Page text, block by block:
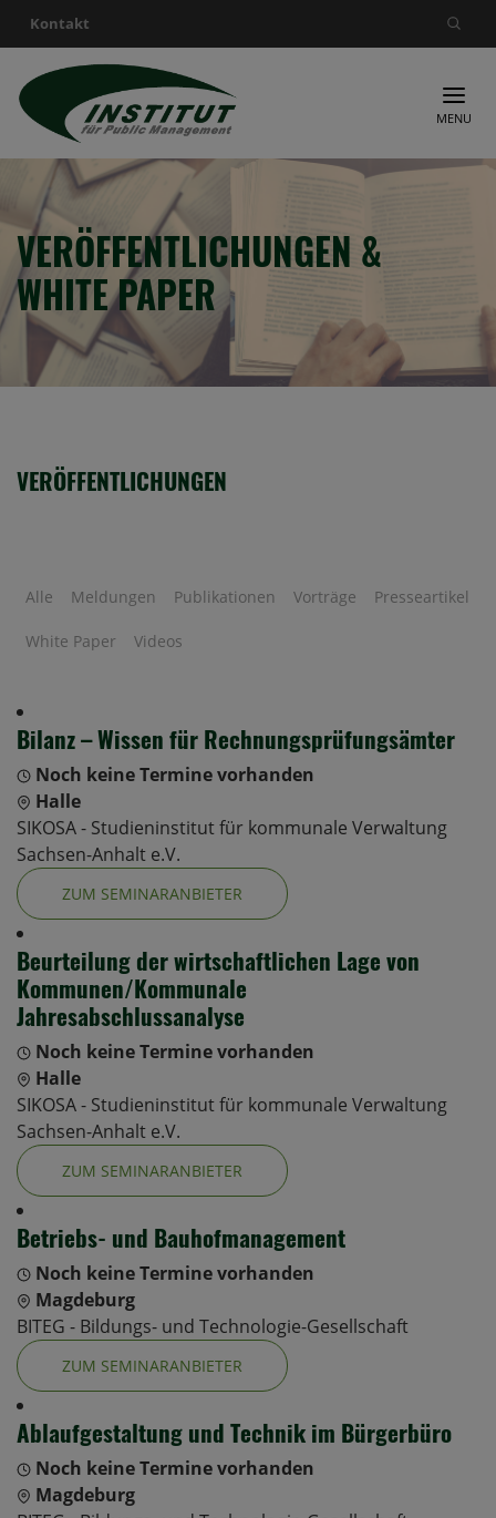
Kontakt
Suche nach:
MENU
VERÖFFENTLICHUNGEN &
WHITE PAPER
VERÖFFENTLICHUNGEN
Alle Meldungen Publikationen Vorträge Presseartikel
White Paper Videos
Bilanz – Wissen für Rechnungsprüfungsämter
Noch keine Termine vorhanden
Halle
SIKOSA - Studieninstitut für kommunale Verwaltung
Sachsen-Anhalt e.V.
ZUM SEMINARANBIETER
Beurteilung der wirtschaftlichen Lage von
Kommunen/Kommunale
Jahresabschlussanalyse
Noch keine Termine vorhanden
Halle
SIKOSA - Studieninstitut für kommunale Verwaltung
Sachsen-Anhalt e.V.
ZUM SEMINARANBIETER
Betriebs- und Bauhofmanagement
Noch keine Termine vorhanden
Magdeburg
BITEG - Bildungs- und Technologie-Gesellschaft
ZUM SEMINARANBIETER
Ablaufgestaltung und Technik im Bürgerbüro
Noch keine Termine vorhanden
Magdeburg